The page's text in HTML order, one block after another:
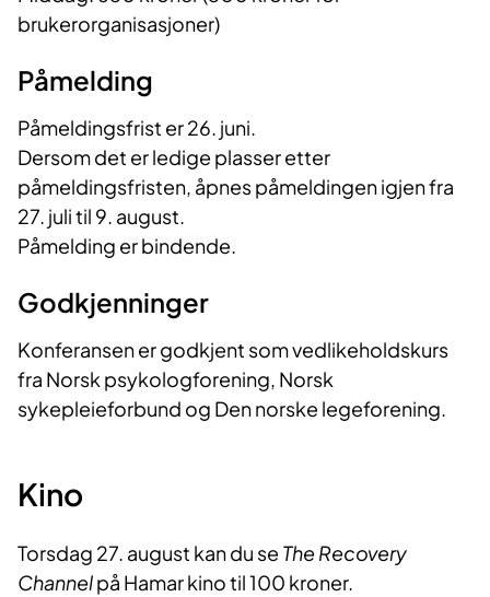
brukerorganisasjoner)
Påmelding
Påmeldingsfrist er 26. juni.
Dersom det er ledige plasser etter
påmeldingsfristen, åpnes påmeldingen igjen fra
27. juli til 9. august.
Påmelding er bindende.
Godkjenninger
Konferansen er godkjent som vedlikeholdskurs
fra Norsk psykologforening, Norsk
sykepleieforbund og Den norske legeforening.
Kino
Torsdag 27. august kan du se The Recovery
Channelpå Hamar kino til 100 kroner.